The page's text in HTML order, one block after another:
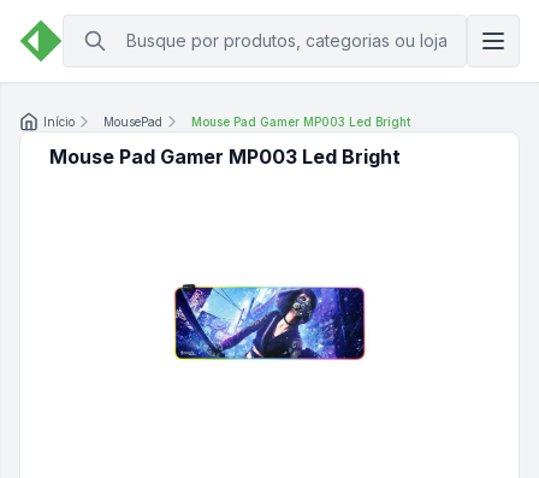
Início MousePad Mouse Pad Gamer MP003 Led Bright
Mouse Pad Gamer MP003 Led Bright